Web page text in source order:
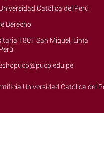
Católica del Perú
Derecho
1801 San Miguel, Lima
Universidad Católica del